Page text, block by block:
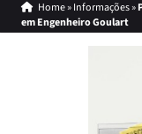
Home»Informações»
em Engenheiro Goulart